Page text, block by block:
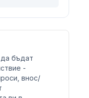
бъдат
-
внос/